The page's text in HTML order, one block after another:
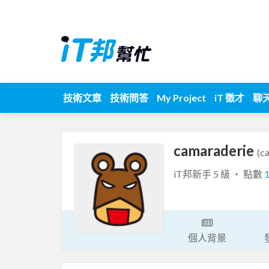
技術文章 技術問答 My Project iT 徵才 聊
camaraderie
iT邦新手 5 級 ‧ 點數
個人背景